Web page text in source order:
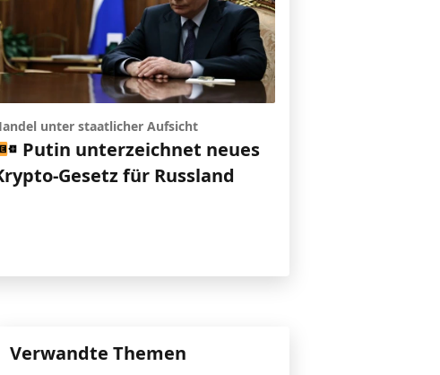
unter staatlicher Aufsicht
Putin unterzeichnet neues
Gesetz für Russland
Verwandte Themen